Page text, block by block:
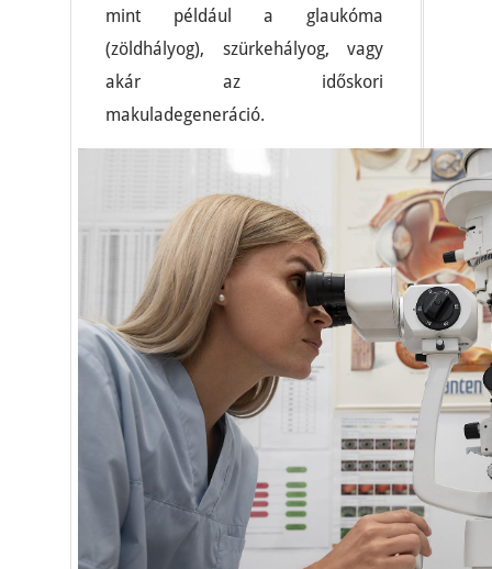
mint például a glaukóma
(zöldhályog), szürkehályog, vagy
akár az időskori
makuladegeneráció.